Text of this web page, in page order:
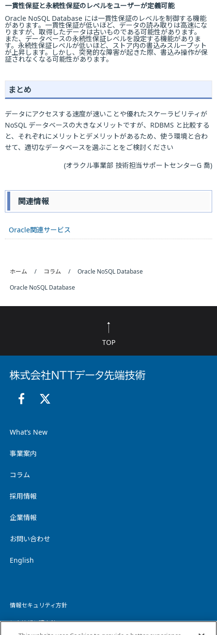
一貫性保証と永続性保証のレベルをユーザーが定義可能
Oracle NoSQL Database には一貫性保証のレベルを制御する機能
があります。一貫性保証が低いほど、データの読み取りは高速にな
りますが、取得したデータは古いものである可能性があります。
また、データベースの永続性保証レベルを設定する機能がありま
す。永続性保証レベルが低いほど、ストア内の書込みスループット
が上昇します。しかし、突発的な障害が起きた際、書込み操作が保
証されなくなる可能性があります。
まとめ
データにアクセスする速度が速いことや優れたスケーラビリティが
NoSQL データベースの大きなメリットですが、RDBMS と比較する
と、それぞれにメリットとデメリットがあるため、使う環境と合わ
せて、適切なデータベースを選ぶことをご検討ください
(オラクル事業部 技術担当サポートセンターG 喬)
関連情報
Oracle関連サービス
ホーム コラム
Oracle NoSQL Database
Oracle NoSQL Database
TOP
What’s New
事業案内
コラム
採用情報
企業情報
お問い合わせ
English
情報セキュリティ方針
個人情報保護方針